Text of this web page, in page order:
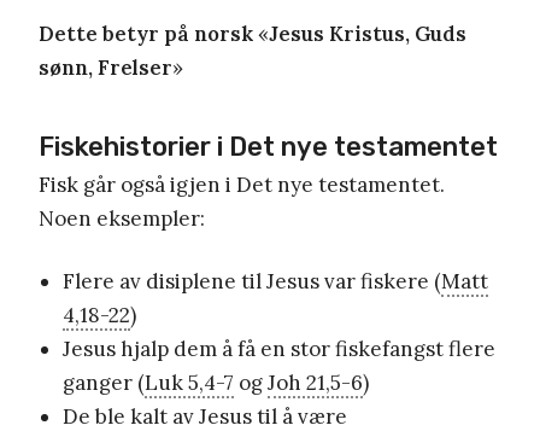
Dette betyr på norsk«Jesus Kristus, Guds
sønn, Frelser»
Fiskehistorier i Det nye testamentet
Fisk går også igjen i Det nye testamentet.
Noen eksempler:
Flere av disiplene til Jesus var fiskere (Matt
4,18-22)
Jesus hjalp dem å få en stor fiskefangst flere
ganger (Luk 5,4-7 ogJoh 21,5-6)
De ble kalt av Jesus til å være